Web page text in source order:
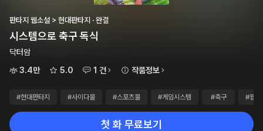
판타지 웹소설 > 현대판타지 · 완결
시스템으로 축구 독식
닥터암
3.4만
5.0 1 건 작품정보
#현대판타지 #사이다물 #스포츠물 #게임시스템 #축구 #웹소
첫 화 무료보기